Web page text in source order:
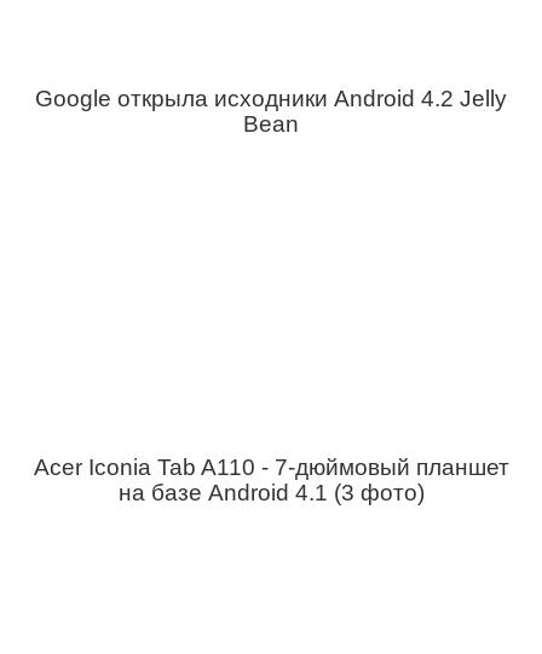
Google открыла исходники Android 4.2 Jelly
Bean
Acer Iconia Tab A110 - 7-дюймовый планшет
на базе Android 4.1 (3 фото)